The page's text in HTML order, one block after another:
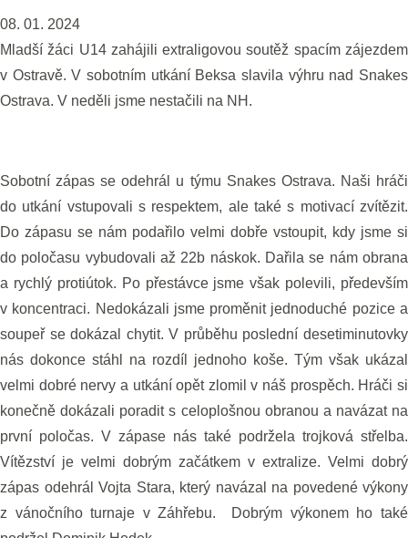
08. 01. 2024
Mladší žáci U14 zahájili extraligovou soutěž spacím zájezdem
v Ostravě. V sobotním utkání Beksa slavila výhru nad Snakes
Ostrava. V neděli jsme nestačili na NH.
Sobotní zápas se odehrál u týmu Snakes Ostrava. Naši hráči
do utkání vstupovali s respektem, ale také s motivací zvítězit.
Do zápasu se nám podařilo velmi dobře vstoupit, kdy jsme si
do poločasu vybudovali až 22b náskok. Dařila se nám obrana
a rychlý protiútok. Po přestávce jsme však polevili, především
v koncentraci. Nedokázali jsme proměnit jednoduché pozice a
soupeř se dokázal chytit. V průběhu poslední desetiminutovky
nás dokonce stáhl na rozdíl jednoho koše. Tým však ukázal
velmi dobré nervy a utkání opět zlomil v náš prospěch. Hráči si
konečně dokázali poradit s celoplošnou obranou a navázat na
první poločas. V zápase nás také podržela trojková střelba.
Vítězství je velmi dobrým začátkem v extralize. Velmi dobrý
zápas odehrál Vojta Stara, který navázal na povedené výkony
z vánočního turnaje v Záhřebu. Dobrým výkonem ho také